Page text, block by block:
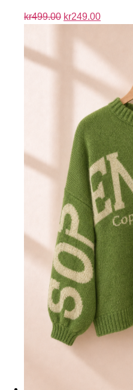
kr499.00 kr249.00